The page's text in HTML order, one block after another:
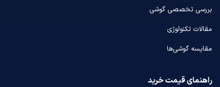
بررسی تخصصی گوشی
مقالات تکنولوژی
مقایسه گوشی‌ها
راهنمای قیمت خرید